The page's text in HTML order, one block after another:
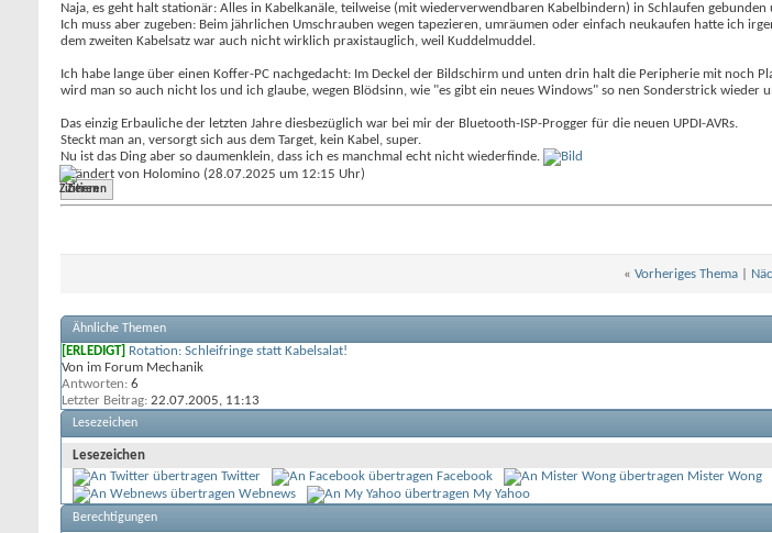
Naja, es geht halt stationär: Alles in Kabelkanäle, teilweise (mit wiederverwendbaren Kabelbindern) in Schlaufen
Ich muss aber zugeben: Beim jährlichen Umschrauben wegen tapezieren, umräumen oder einfach neukaufen hatte ich
dem zweiten Kabelsatz war auch nicht wirklich praxistauglich, weil Kuddelmuddel.
Ich habe lange über einen Koffer-PC nachgedacht: Im Deckel der Bildschirm und unten drin halt die Peripherie mit noch
wird man so auch nicht los und ich glaube, wegen Blödsinn, wie "es gibt ein neues Windows" so nen Sonderstrick wieder
Das einzig Erbauliche der letzten Jahre diesbezüglich war bei mir der Bluetooth-ISP-Progger für die neuen UPDI-AVRs.
Steckt man an, versorgt sich aus dem Target, kein Kabel, super.
Nu ist das Ding aber so daumenklein, dass ich es manchmal echt nicht wiederfinde.
Geändert von Holomino (28.07.2025 um 12:15 Uhr)
Zitieren
« Vorheriges Thema|
Ähnliche Themen
[ERLEDIGT] Rotation: Schleifringe statt Kabelsalat!
Von im Forum Mechanik
Antworten: 6
Letzter Beitrag: 22.07.2005, 11:13
Lesezeichen
Lesezeichen
Twitter
Facebook Mister Wong
Webnews
My Yahoo
Berechtigungen